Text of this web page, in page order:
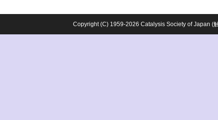
Copyright (C) 1959-2026 Catalysis Society of Japan (